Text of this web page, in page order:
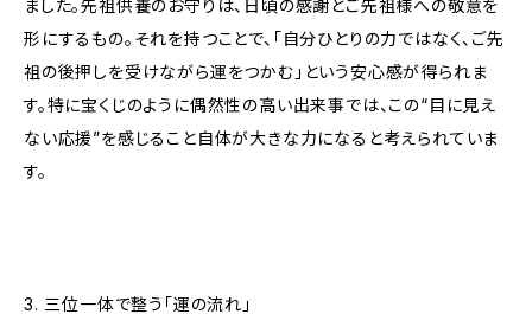
ました。先祖供養のお守りは、日頃の感謝とご先祖様への敬意を
形にするもの。それを持つことで、「自分ひとりの力ではなく、ご先
祖の後押しを受けながら運をつかむ」という安心感が得られま
す。特に宝くじのように偶然性の高い出来事では、この“目に見え
ない応援”を感じること自体が大きな力になると考えられていま
す。
3. 三位一体で整う「運の流れ」